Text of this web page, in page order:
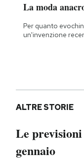
La moda
Per quanto
un'invenzione
ALTRE STORIE
Le
gennaio